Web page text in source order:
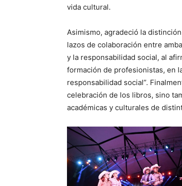
vida cultural.
Asimismo, agradeció la
lazos de colaboración entre
y la responsabilidad social, al
formación de profesionistas, en
responsabilidad social”.
celebración de los libros, sino
académicas y culturales de